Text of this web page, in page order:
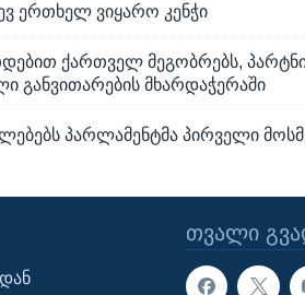
ერთხელ ვიყარო კენჭი
ქართველ მეგობრებს,
განვითარების მხარდაჭერაში
პარლამენტმა პირველი
ᲗᲕᲐᲚᲘ